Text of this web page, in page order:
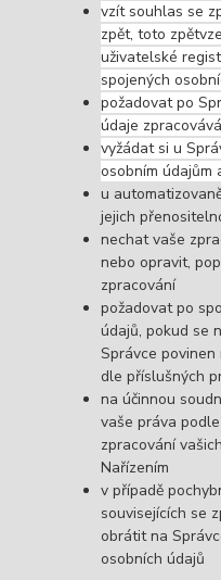
vzít souhlas se
zpět, toto
uživatelské
spojených
požadovat po
údaje zpracovává
vyžádat si u
osobním údajům
u
jejich
nechat vaše
nebo opravit,
zpracování
požadovat po
údajů, pokud se
Správce
dle příslušných
na účinnou
vaše práva
zpracování
Nařízením
v případě
souvisejících se
obrátit na
osobních údajů